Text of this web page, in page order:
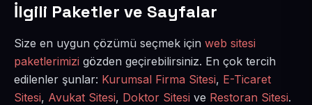
İlgili Paketler ve Sayfalar
Size en uygun çözümü seçmek için web sitesi
paketlerimizi gözden geçirebilirsiniz. En çok tercih
edilenler şunlar: Kurumsal Firma Sitesi, E-Ticaret
Sitesi, Avukat Sitesi, Doktor Sitesi ve Restoran Sitesi.